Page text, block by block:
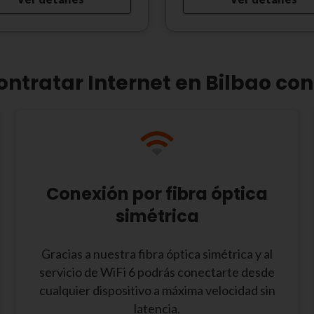
Internet en Bilbao
Conexión por fibra óptica
simétrica
Gracias a nuestra fibra óptica simétrica y al
servicio de WiFi 6 podrás conectarte desde
cualquier dispositivo a máxima velocidad sin
latencia.